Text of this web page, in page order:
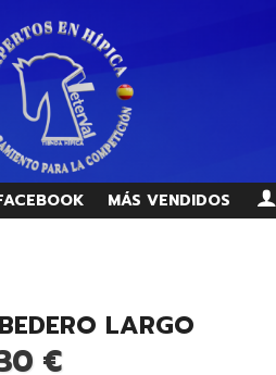
MÁS VENDIDOS
LARGO
€